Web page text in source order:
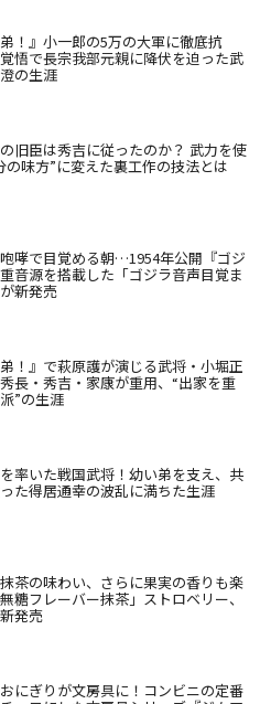
弟！』小一郎の5万の大軍に徹底抗
悟で長宗我部元親に降伏を迫った武
の生涯
旧臣は秀吉に従ったのか？ 武力を使
の味方”に変えた裏工作の技法とは
哮で目覚める朝…1954年公開『ゴジ
音源を搭載した「ゴジラ音声目覚ま
新発売
弟！』で萩原護が演じる武将・小堀正
長・秀吉・家康が重用、“出家を重
”の生涯
率いた戦国武将！幼い弟を支え、共
た得居通幸の波乱に満ちた生涯
茶の味わい、さらに果実の香りも楽
糖フレーバー抹茶」ストロベリー、
発売
にぎりが文房具に！コンビニの定番